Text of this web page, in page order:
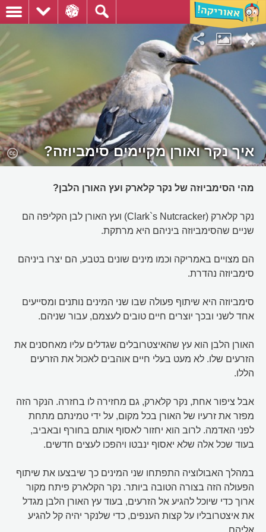
איך נקר ואורן מקיימים סימביוזה?
מהי הסימביוזה של נקר קלארק ועץ האורן הלבן?
נקר קלארק (Clark`s Nutcracker) ועץ האורן לבן הקליפה הם
שניים שהסימביוזה ביניהם היא מרתקת.
הם מצויים באמריקה וכמו מינים שונים בטבע, הם יצרו ביניהם
סימביוזה נהדרת.
סימביוזה היא שיתוף פעולה שבו שני המינים נותנים ומסייעים
אחד לשני ובכך יוצרים חיים טובים לעצמם, עבור שניהם.
האורן הלבן הוא עץ שהאיצטרובלים שגדלים עליו מאחסנים את
הזרעים שלו. לא מעט בעלי חיים אוהבים לאכול את הזרעים
הללו.
אבל ציפור אחת, נקר קלארק, גם מחזירה לו בחזרה. הנקר הזה
מפזר את זרעיו של האורן בכל מקום, על ידי טמינתם מתחת
לפני האדמה. לרוב הוא יחזור לאסוף אותם בחורף ובאביב,
בעוד שכל אלה שלא יאסוף ינבטו ויהפכו לעצים חדשים.
במהלך האבולוציה התפתחו שני המינים כך שיבצעו את שיתוף
הפעולה הזה בצורה הטובה ביותר. נקר הקלארק פיתח מקור
ארוך כדי שיוכל להגיע אל הזרעים, בעוד עץ האורן הלבן מגדל
את איצטרובליו על קצות הענפים, כדי שלנקר יהיה קל להגיע
אליהם.